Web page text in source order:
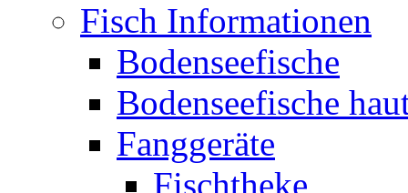
Fisch Informationen
Bodenseefische
Bodenseefische
Fanggeräte
Fischtheke